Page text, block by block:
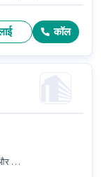
अकाउंट का होनाकॉल